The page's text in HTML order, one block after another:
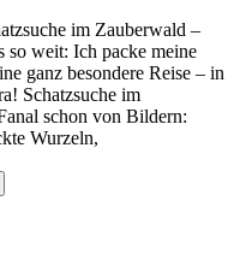
im Zauberwald –
so weit: Ich packe meine
ganz besondere Reise – in
Schatzsuche im
schon von Bildern:
Wurzeln,